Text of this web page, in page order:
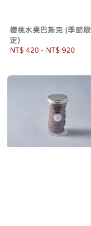
櫻桃水果巴斯克 (季節限
定)
Regular
NT$ 420 - NT$ 920